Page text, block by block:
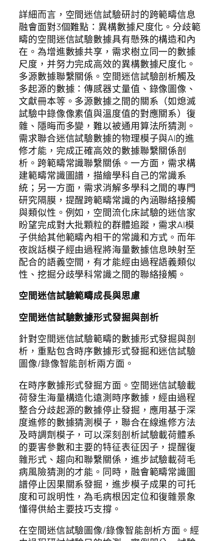
詳細而言，空間迷信試驗研討的跨範疇信息
融會面對3個難點：異構數據尺度化。分歧範
疇的空間迷信試驗數據具有懸殊的構造和內
在。為增進數據共享，需求樹立同一的數據
尺度，并努力完成高效的異構數據尺度化。
多源數據聯繫關係。空間迷信試驗剖析觸及
多起源的數據：傳感器丈量值、錄像圖像、
文獻冊本等。多源數據之間的關系（如熄滅
試驗中錄像像素值與溫度值的對應關系）復
雜、隱晦而多變，難以被通用算法所猜測。
需求聯合迷信試驗數據的物理模子與AI的進
修才能，完成正確高效的數據聯繫關係剖
析。跨範疇常識聯繫關係。一方面，需求構
建範疇常識圖譜，描繪學科自己的常識系
統；另一方面，需求消解多學科之間的專門
研究隔膜，提醒跨範疇常識的內涵聯絡接觸
與類似性。例如，空間流化床試驗的迷信家
盼望完成對大批顆粒的群體追蹤，需求AI模
子供給其他範疇內相干的常識和方式。而年
夜說話模子經由過程將海量數據信息映射至
配合的語義空間，有才能經由過程語義類似
性、挖掘分歧學科常識之間的聯絡接觸。
空間迷信試驗範疇成長與思慮
空間迷信試驗數據形式發掘與剖析
針對空間迷信試驗範疇的數據形式發掘與剖
析，重點包含時序數據形式發掘和迷信試驗
圖像/錄像智能剖析兩方面。
在時序數據形式發掘方面。空間迷信試驗載
荷發生海量構造化遠測時序數據，經由過程
整合分歧起源的數據停止發掘，應用基于深
度進修的數據猜測模子，聯合在線進修方法
及時調劑模子，可以深刻剖析試驗載荷體系
的要害參數和主要的特征表征因子，提醒復
雜形式、趨向和聯繫關係，進步試驗載荷毛
病風險猜測的才能。同時，融會範疇常識圖
譜停止因果關系發掘，進步模子成果的可托
度和可說明性，為毛病根因定位和復雜景象
懂得供給主要技巧支撐。
在空間迷信試驗圖像/錄像智能剖析方面。經